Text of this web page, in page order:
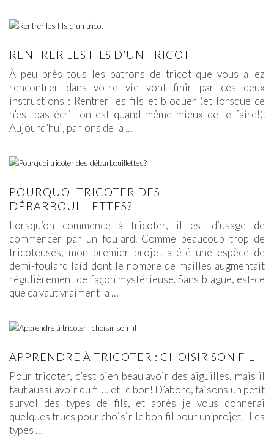
RENTRER LES FILS D’UN TRICOT
À peu près tous les patrons de tricot que vous allez
rencontrer dans votre vie vont finir par ces deux
instructions : Rentrer les fils et bloquer (et lorsque ce
n’est pas écrit on est quand même mieux de le faire!).
Aujourd’hui, parlons de la …
POURQUOI TRICOTER DES
DÉBARBOUILLETTES?
Lorsqu’on commence à tricoter, il est d’usage de
commencer par un foulard. Comme beaucoup trop de
tricoteuses, mon premier projet a été une espèce de
demi-foulard laid dont le nombre de mailles augmentait
régulièrement de façon mystérieuse. Sans blague, est-ce
que ça vaut vraiment la …
APPRENDRE À TRICOTER : CHOISIR SON FIL
Pour tricoter, c’est bien beau avoir des aiguilles, mais il
faut aussi avoir du fil… et le bon! D’abord, faisons un petit
survol des types de fils, et après je vous donnerai
quelques trucs pour choisir le bon fil pour un projet. Les
types …